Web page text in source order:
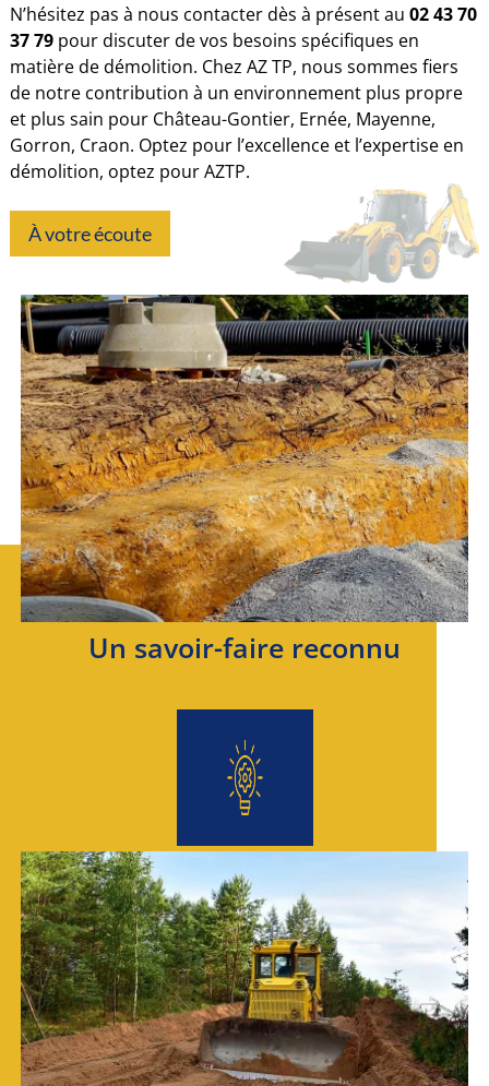
Un savoir-faire reconnu
N’hésitez pas à nous contacter dès à présent au 02 43 70
37 79pour discuter de vos besoins spécifiques en
matière de démolition. Chez AZ TP, nous sommes fiers
de notre contribution à un environnement plus propre
et plus sain pour Château-Gontier, Ernée, Mayenne,
Gorron, Craon. Optez pour l’excellence et l’expertise en
démolition, optez pour AZTP.
À votre écoute